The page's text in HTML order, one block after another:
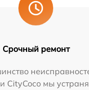
Срочный ремонт
CityCoco мы